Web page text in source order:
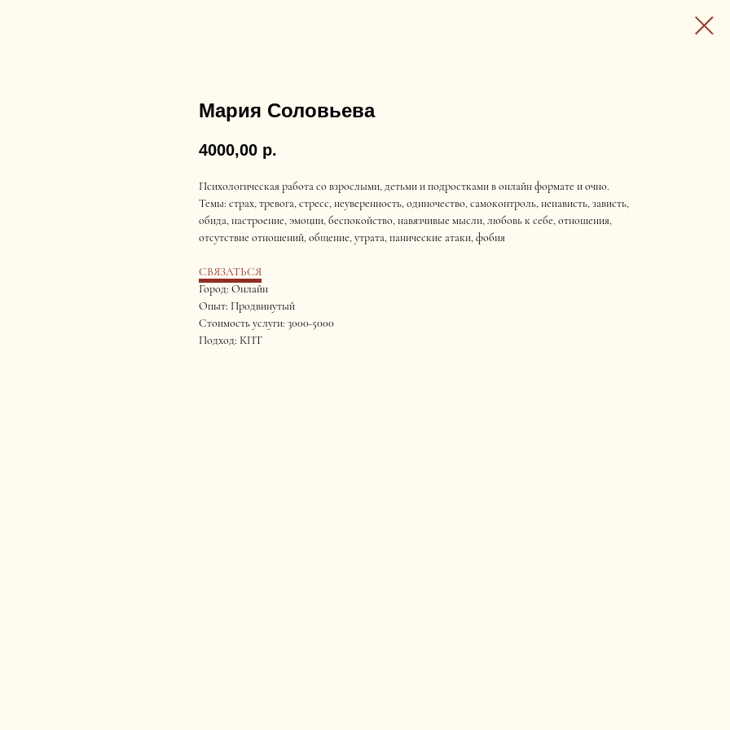
Мария Соловьева
4000,00 р.
Психологическая работа со взрослыми, детьми и подростками в онлайн формате и очно.
Темы: страх, тревога, стресс, неуверенность, одиночество, самоконтроль, ненависть, зависть,
обида, настроение, эмоции, беспокойство, навязчивые мысли, любовь к себе, отношения,
отсутствие отношений, общение, утрата, панические атаки, фобия
СВЯЗАТЬСЯ
Город: Онлайн
Опыт: Продвинутый
Стоимость услуги: 3000-5000
Подход: КПТ